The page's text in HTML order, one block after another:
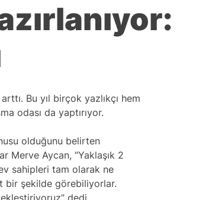
Bu yıl birçok yazlıkçı hem
odası da yaptırıyor.
olduğunu belirten
Merve Aycan, “Yaklaşık 2
sahipleri tam olarak ne
bir şekilde görebiliyorlar.